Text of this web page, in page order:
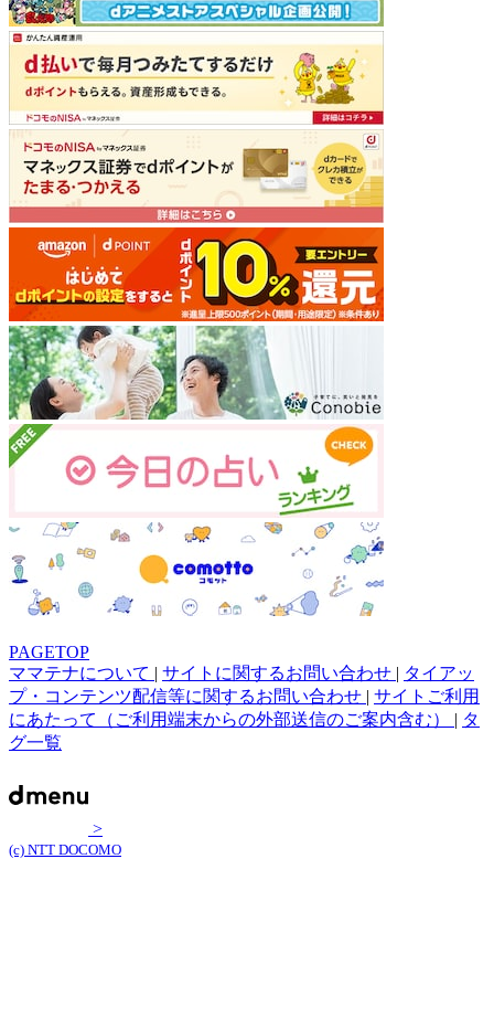
PAGETOP
ママテナについて | サイトに関するお問い合わせ | タイアッ
プ・コンテンツ配信等に関するお問い合わせ | サイトご利用
にあたって（ご利用端末からの外部送信のご案内含む） | タ
グ一覧
>
(c) NTT DOCOMO